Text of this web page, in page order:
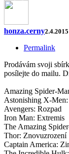
honza.cerny
Permalink
Prodávám svoji
posílejte do mailu.
Amazing Spider-
Astonishing X-
Avengers: Rozpad
Iron Man: Extremis
The Amazing
Thor: Znovuzrození
Captain America: